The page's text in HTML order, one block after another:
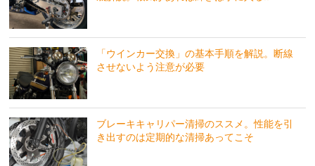
「ウインカー交換」の基本手順を解説。断線
させないよう注意が必要
ブレーキキャリパー清掃のススメ。性能を引
き出すのは定期的な清掃あってこそ